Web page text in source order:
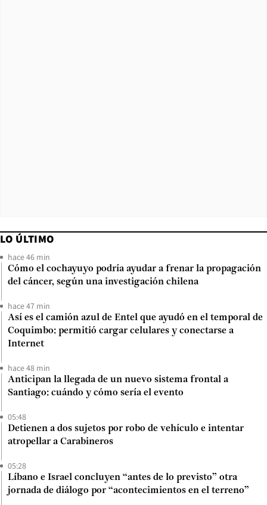
LO ÚLTIMO
hace 46 min
Cómo el cochayuyo podría ayudar a frenar la propagación
del cáncer, según una investigación chilena
hace 47 min
Así es el camión azul de Entel que ayudó en el temporal de
Coquimbo: permitió cargar celulares y conectarse a
Internet
hace 48 min
Anticipan la llegada de un nuevo sistema frontal a
Santiago: cuándo y cómo sería el evento
05:48
Detienen a dos sujetos por robo de vehículo e intentar
atropellar a Carabineros
05:28
Líbano e Israel concluyen “antes de lo previsto” otra
jornada de diálogo por “acontecimientos en el terreno”